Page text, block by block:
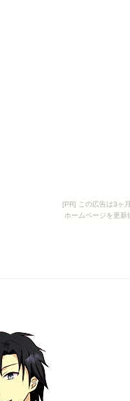
[PR] この広告は3ヶ
ホームページを更